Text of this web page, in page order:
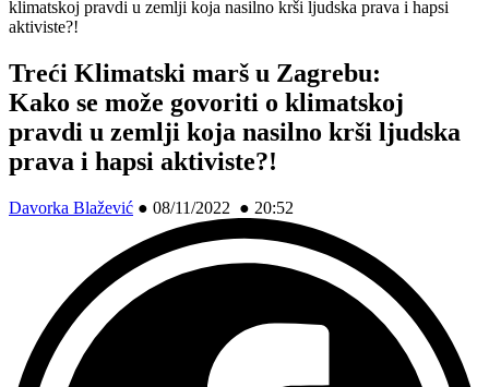
Treći Klimatski marš u Zagrebu:
Kako se može govoriti o klimatskoj
pravdi u zemlji koja nasilno krši ljudska
prava i hapsi aktiviste?!
Davorka Blažević ● 08/11/2022 ● 20:52